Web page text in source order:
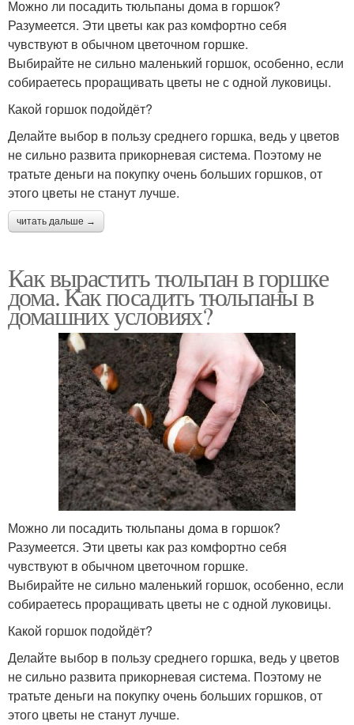
Можно ли посадить тюльпаны дома в горшок?
Разумеется. Эти цветы как раз комфортно себя
чувствуют в обычном цветочном горшке.
Выбирайте не сильно маленький горшок, особенно, если
собираетесь проращивать цветы не с одной луковицы.
Какой горшок подойдёт?
Делайте выбор в пользу среднего горшка, ведь у цветов
не сильно развита прикорневая система. Поэтому не
тратьте деньги на покупку очень больших горшков, от
этого цветы не станут лучше.
читать дальше →
Как вырастить тюльпан в горшке
дома. Как посадить тюльпаны в
домашних условиях?
Можно ли посадить тюльпаны дома в горшок?
Разумеется. Эти цветы как раз комфортно себя
чувствуют в обычном цветочном горшке.
Выбирайте не сильно маленький горшок, особенно, если
собираетесь проращивать цветы не с одной луковицы.
Какой горшок подойдёт?
Делайте выбор в пользу среднего горшка, ведь у цветов
не сильно развита прикорневая система. Поэтому не
тратьте деньги на покупку очень больших горшков, от
этого цветы не станут лучше.